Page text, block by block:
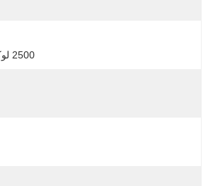
2500 لوكس أو حسب الطلب